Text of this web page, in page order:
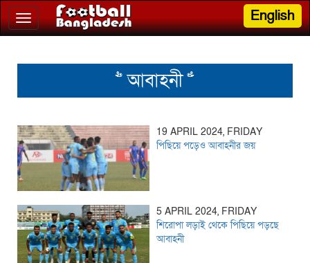
Toggle
navigation
English
>> আবাহনী <<
19 APRIL 2024, FRIDAY
পিছিয়ে পড়েও আবাহনীর জয়
5 APRIL 2024, FRIDAY
শিরোপা লড়াই থেকে পিছিয়ে পড়ছে
আবাহনী